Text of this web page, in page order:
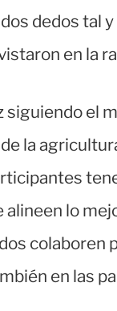
dedos tal
en la
siguiendo el
la
alineen lo
colaboren
en las